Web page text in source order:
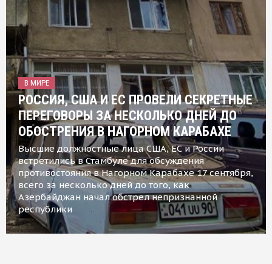
В МИРЕ
РОССИЯ, США И ЕС ПРОВЕЛИ СЕКРЕТНЫЕ
ПЕРЕГОВОРЫ ЗА НЕСКОЛЬКО ДНЕЙ ДО
ОБОСТРЕНИЯ В НАГОРНОМ КАРАБАХЕ
Высшие должностные лица США, ЕС и России
встретились в Стамбуле для обсуждения
противостояния в Нагорном Карабахе 17 сентября,
всего за несколько дней до того, как
Азербайджан начал обстрел непризнанной
республики